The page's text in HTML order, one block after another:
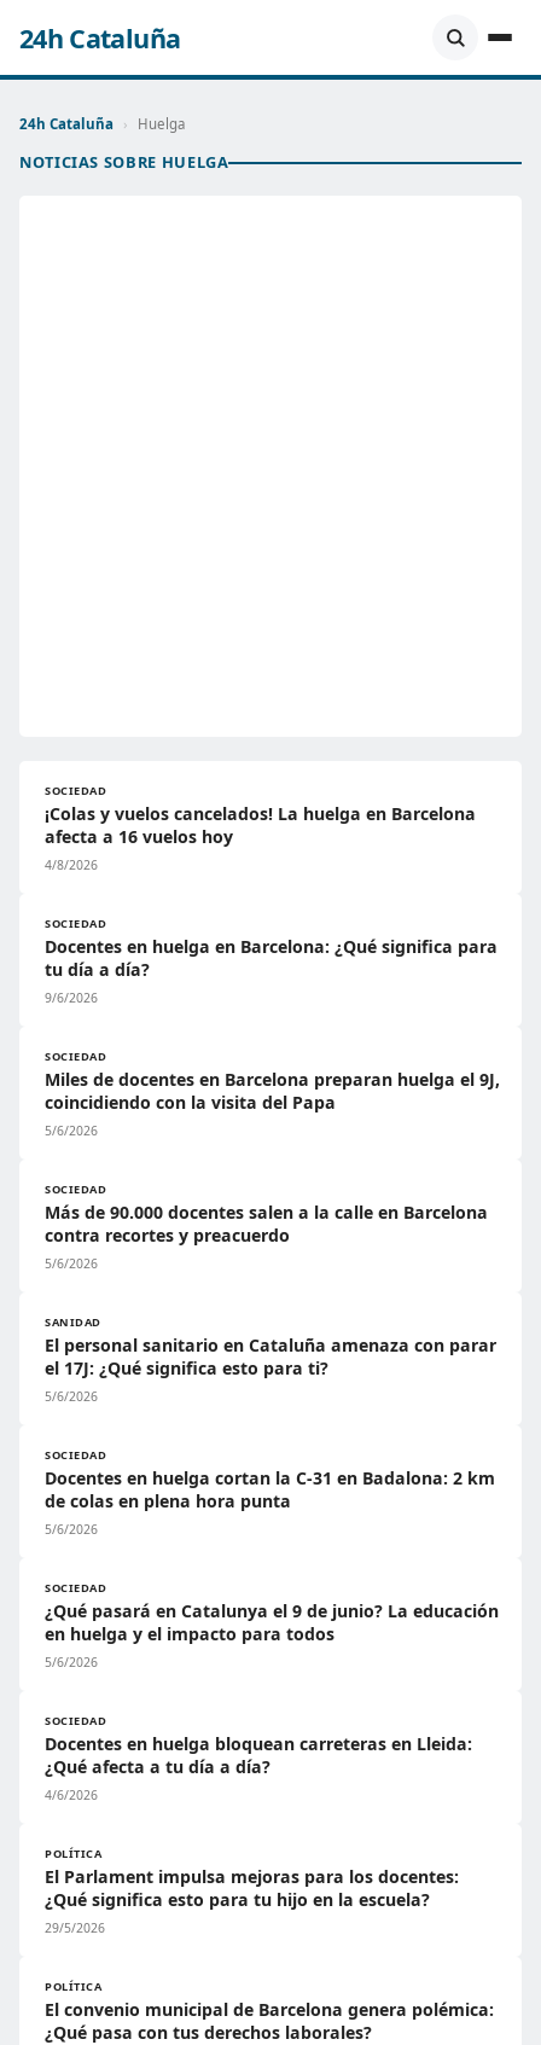
24h Cataluña
24h Cataluña › Huelga
NOTICIAS SOBRE HUELGA
SOCIEDAD
¡Colas y vuelos cancelados! La huelga en Barcelona
afecta a 16 vuelos hoy
4/8/2026
SOCIEDAD
Docentes en huelga en Barcelona: ¿Qué significa para
tu día a día?
9/6/2026
SOCIEDAD
Miles de docentes en Barcelona preparan huelga el 9J,
coincidiendo con la visita del Papa
5/6/2026
SOCIEDAD
Más de 90.000 docentes salen a la calle en Barcelona
contra recortes y preacuerdo
5/6/2026
SANIDAD
El personal sanitario en Cataluña amenaza con parar
el 17J: ¿Qué significa esto para ti?
5/6/2026
SOCIEDAD
Docentes en huelga cortan la C-31 en Badalona: 2 km
de colas en plena hora punta
5/6/2026
SOCIEDAD
¿Qué pasará en Catalunya el 9 de junio? La educación
en huelga y el impacto para todos
5/6/2026
SOCIEDAD
Docentes en huelga bloquean carreteras en Lleida:
¿Qué afecta a tu día a día?
4/6/2026
POLÍTICA
El Parlament impulsa mejoras para los docentes:
¿Qué significa esto para tu hijo en la escuela?
29/5/2026
POLÍTICA
El convenio municipal de Barcelona genera polémica:
¿Qué pasa con tus derechos laborales?